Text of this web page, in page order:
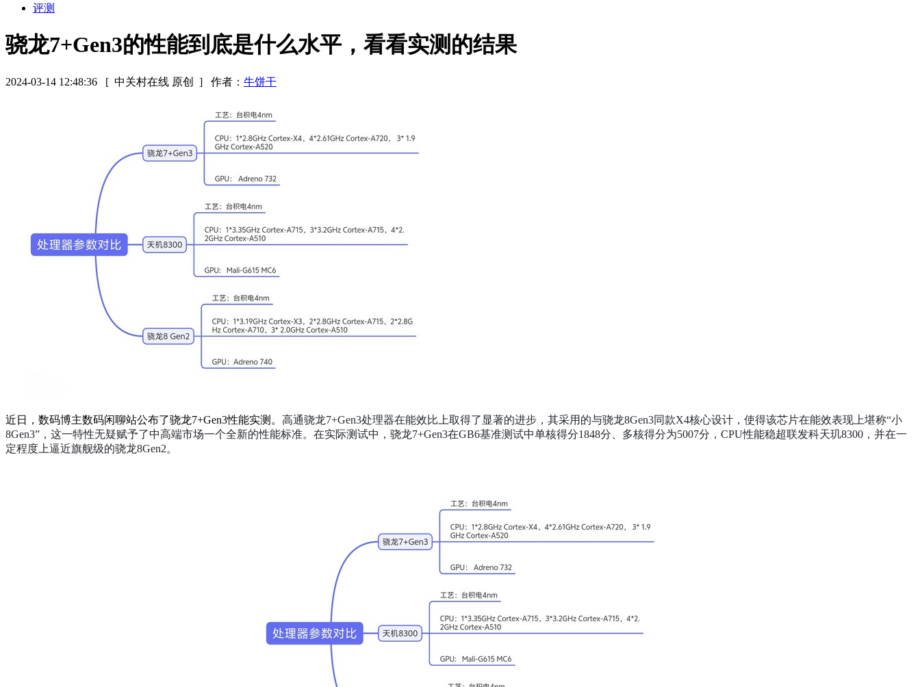
评测
骁龙7+Gen3的性能到底是什么水平，看看实测的结果
2024-03-14 12:48:36 [ 中关村在线 原创 ] 作者： 牛饼干
近日，数码博主数码闲聊站公布了骁龙7+Gen3性能实测。 高通骁龙7+Gen3处理器在能效比上取得了显著的进步，其采用的与骁龙8Gen3同款X4核心设计，使得该芯片在能效表现上堪称“小
8Gen3”，这一特性无疑赋予了中高端市场一个全新的性能标准。在实际测试中，骁龙7+Gen3在GB6基准测试中单核得分1848分、多核得分为5007分，CPU性能稳超联发科天玑8300，并在一
定程度上逼近旗舰级的骁龙8Gen2。